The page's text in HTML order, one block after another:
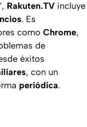
Rakuten.TV incluye
. Es
como Chrome,
de
éxitos
, con un
periódica.